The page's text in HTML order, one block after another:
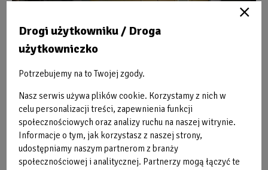
Obraz
bez
Drogi użytkowniku / Droga
użytkowniczko
Potrzebujemy na to Twojej zgody.
Nasz serwis używa plików cookie. Korzystamy z nich w
celu personalizacji treści, zapewnienia funkcji
społecznościowych oraz analizy ruchu na naszej witrynie.
Informacje o tym, jak korzystasz z naszej strony,
udostępniamy naszym partnerom z branży
społecznościowej i analitycznej. Partnerzy mogą łączyć te